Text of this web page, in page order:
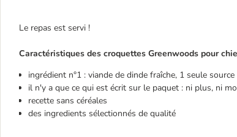
Le repas est servi !
Caractéristiques des croquettes Greenwoods pour
ingrédient n°1 : viande de dinde fraîche, 1 seule
il n'y a que ce qui est écrit sur le paquet : ni plus, ni
recette sans céréales
des ingredients sélectionnés de qualité